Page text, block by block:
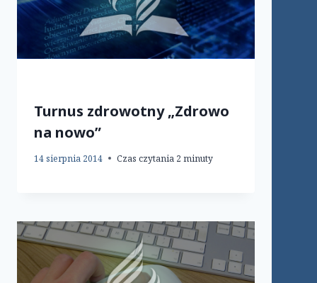
Turnus zdrowotny „Zdrowo
na nowo”
14 sierpnia 2014 Czas czytania 2 minuty